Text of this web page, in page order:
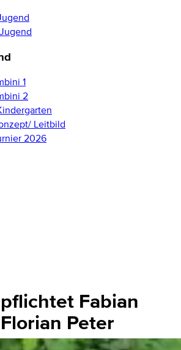
1
2
Leitbild
2026
Fabian
Peter